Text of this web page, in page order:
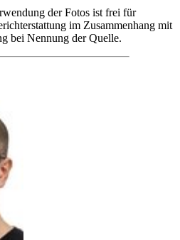
der Fotos ist frei für
im Zusammenhang mit
bei Nennung der Quelle.